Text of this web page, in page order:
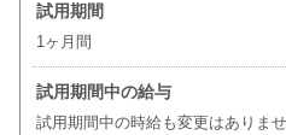
試用期間
1ヶ月間
試用期間中の給与
試用期間中の時給も変更はありませ